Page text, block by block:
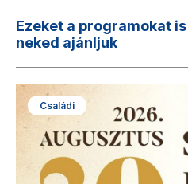
Ezeket a programokat is
neked ajánljuk
Családi